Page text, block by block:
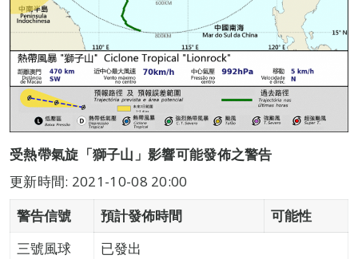
受熱帶氣旋「獅子山」影響可能發佈之警告
更新時間: 2021-10-08 20:00
警告信號
預計發佈時間
可能性
三號風球
已發出